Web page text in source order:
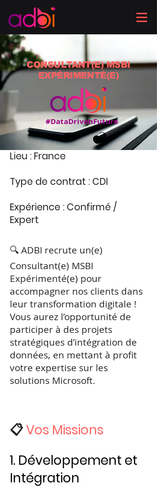
CONSULTANT(E) MSBI
EXPÉRIMENTÉ(E)
#DataDrivenFuture
Lieu : France
Type de contrat : CDI
Expérience : Confirmé /
Expert
🔍 ADBI recrute un(e)
Consultant(e) MSBI
Expérimenté(e) pour
accompagner nos clients dans
leur transformation digitale !
Vous aurez l’opportunité de
participer à des projets
stratégiques d’intégration de
données, en mettant à profit
votre expertise sur les
solutions Microsoft.
📋Vos Missions
1. Développement et
Intégration